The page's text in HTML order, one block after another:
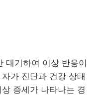
대기하여 이상 반응이
가 진단과 건강 상태
증세가 나타나는 경